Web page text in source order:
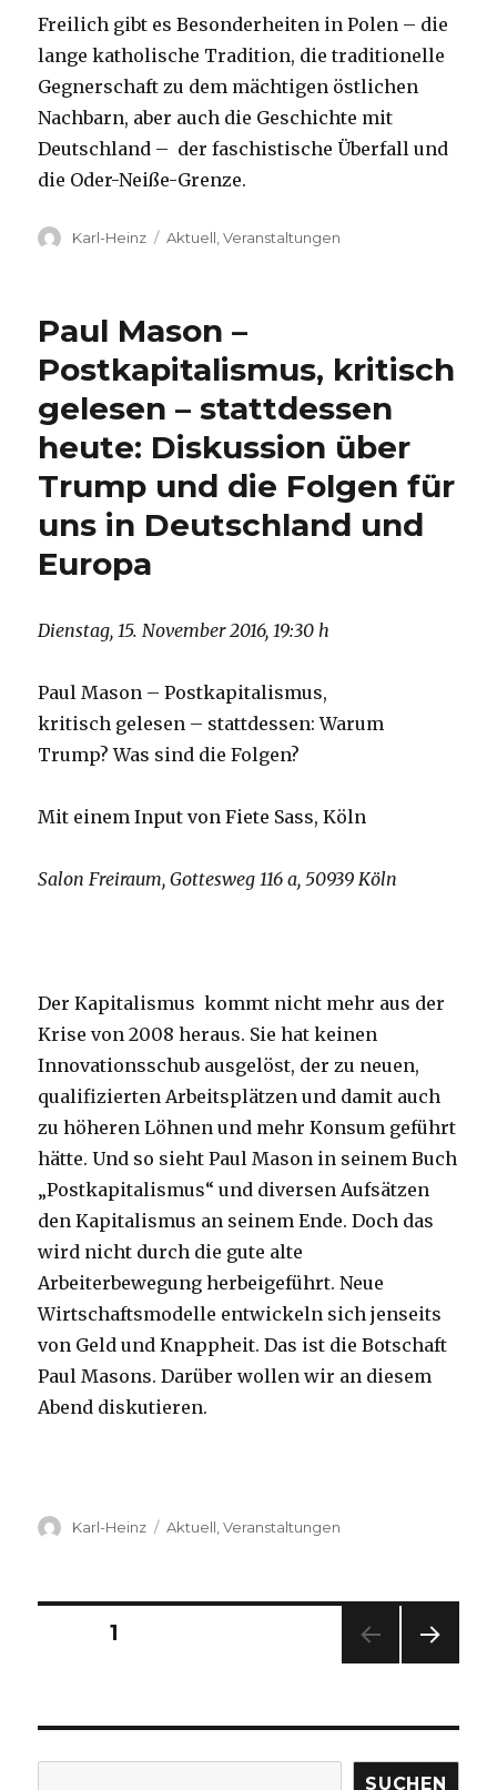
Freilich gibt es Besonderheiten in Polen – die
lange katholische Tradition, die traditionelle
Gegnerschaft zu dem mächtigen östlichen
Nachbarn, aber auch die Geschichte mit
Deutschland – der faschistische Überfall und
die Oder-Neiße-Grenze.
Autor
Karl-Heinz Kategorien
Aktuell ,Veranstaltungen
Paul Mason –
Postkapitalismus, kritisch
gelesen – stattdessen
heute: Diskussion über
Trump und die Folgen für
uns in Deutschland und
Europa
Dienstag, 15. November 2016, 19:30 h
Paul Mason – Postkapitalismus,
kritisch gelesen – stattdessen: Warum
Trump? Was sind die Folgen?
Mit einem Input von Fiete Sass, Köln
Salon Freiraum, Gottesweg 116 a, 50939 Köln
Der Kapitalismus kommt nicht mehr aus der
Krise von 2008 heraus. Sie hat keinen
Innovationsschub ausgelöst, der zu neuen,
qualifizierten Arbeitsplätzen und damit auch
zu höheren Löhnen und mehr Konsum geführt
hätte. Und so sieht Paul Mason in seinem Buch
„Postkapitalismus“ und diversen Aufsätzen
den Kapitalismus an seinem Ende. Doch das
wird nicht durch die gute alte
Arbeiterbewegung herbeigeführt. Neue
Wirtschaftsmodelle entwickeln sich jenseits
von Geld und Knappheit. Das ist die Botschaft
Paul Masons. Darüber wollen wir an diesem
Abend diskutieren.
Autor
Karl-Heinz Kategorien
Aktuell ,Veranstaltungen
Beitragsnavigation
SEITE1
E
SUCHEN